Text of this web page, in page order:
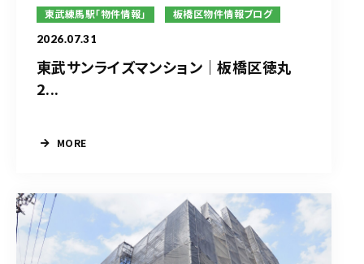
東武練馬駅「物件情報」 板橋区物件情報ブログ
2026.07.31
東武サンライズマンション｜板橋区徳丸
2...
MORE